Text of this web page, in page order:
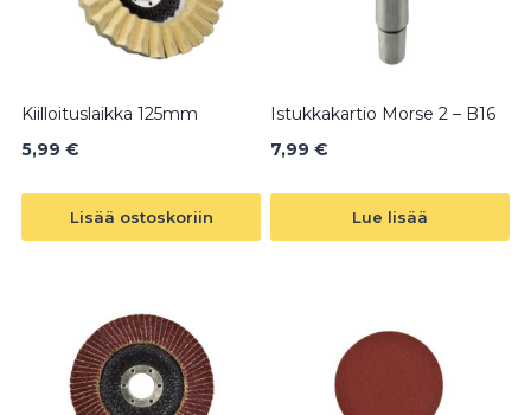
Kiilloituslaikka 125mm
5,99 €
Lisää ostoskoriin
Istukkakartio Morse 2 – B16
7,99 €
Lue lisää